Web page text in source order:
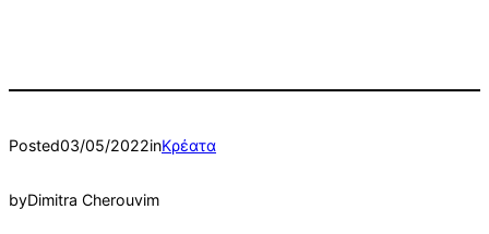
Posted03/05/2022inΚρέατα
byDimitra Cherouvim